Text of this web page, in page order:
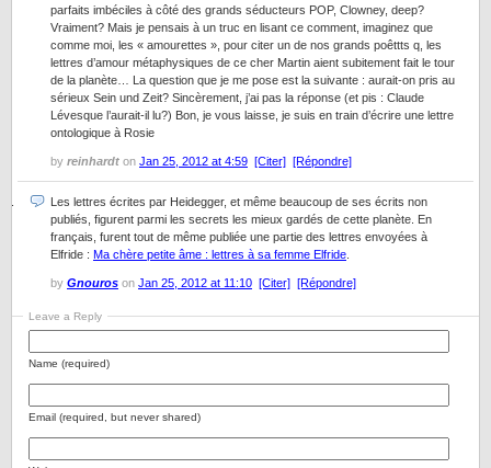
parfaits imbéciles à côté des grands séducteurs POP, Clowney, deep?
Vraiment? Mais je pensais à un truc en lisant ce comment, imaginez que
comme moi, les « amourettes », pour citer un de nos grands poêttts q, les
lettres d’amour métaphysiques de ce cher Martin aient subitement fait le tour
de la planète… La question que je me pose est la suivante : aurait-on pris au
sérieux Sein und Zeit? Sincèrement, j’ai pas la réponse (et pis : Claude
Lévesque l’aurait-il lu?) Bon, je vous laisse, je suis en train d’écrire une lettre
ontologique à Rosie
by reinhardt on Jan 25, 2012 at 4:59 [Citer] [Répondre]
Les lettres écrites par Heidegger, et même beaucoup de ses écrits non
publiés, figurent parmi les secrets les mieux gardés de cette planète. En
français, furent tout de même publiée une partie des lettres envoyées à
Elfride : Ma chère petite âme : lettres à sa femme Elfride
by Gnouros on Jan 25, 2012 at 11:10 [Citer] [Répondre]
Leave a Reply
Name (required)
Email (required, but never shared)